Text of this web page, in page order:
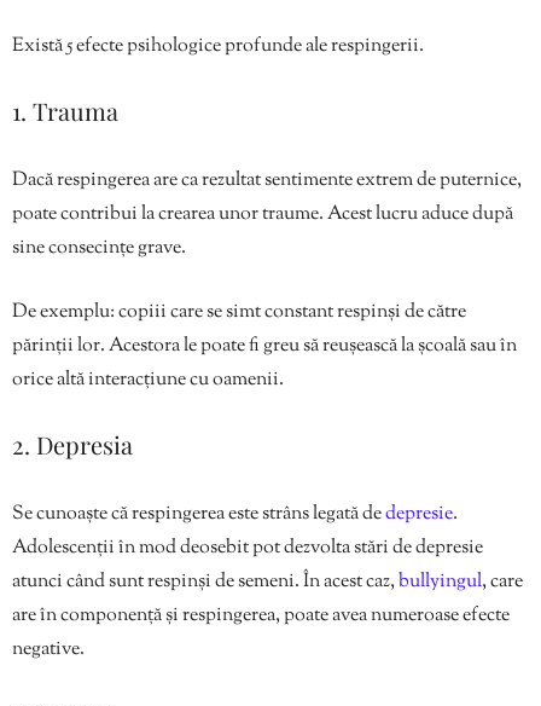
Există 5 efecte psihologice profunde ale respingerii.
1. Trauma
Dacă respingerea are ca rezultat sentimente extrem de puternice,
poate contribui la crearea unor traume. Acest lucru aduce după
sine consecințe grave.
De exemplu: copiii care se simt constant respinși de către
părinții lor. Acestora le poate fi greu să reușească la școală sau în
orice altă interacțiune cu oamenii.
2. Depresia
Se cunoaște că respingerea este strâns legată dedepresie.
Adolescenții în mod deosebit pot dezvolta stări de depresie
atunci când sunt respinși de semeni. În acest caz,bullyingul, care
are în componență și respingerea, poate avea numeroase efecte
negative.